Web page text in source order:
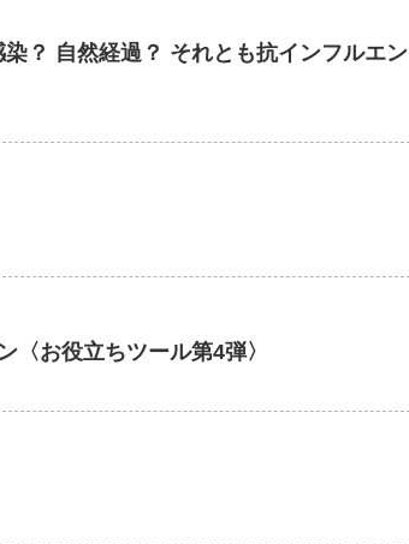
？ 自然経過？ それとも抗インフルエン
お役立ちツール第4弾〉